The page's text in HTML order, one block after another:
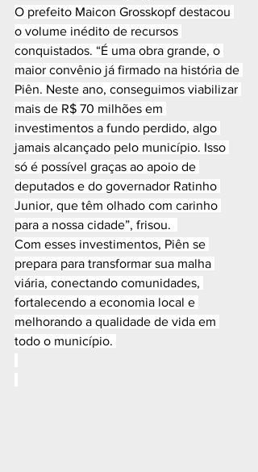
O prefeito Maicon Grosskopf destacou
o volume inédito de recursos
conquistados. “É uma obra grande, o
maior convênio já firmado na história de
Piên. Neste ano, conseguimos viabilizar
mais de R$ 70 milhões em
investimentos a fundo perdido, algo
jamais alcançado pelo município. Isso
só é possível graças ao apoio de
deputados e do governador Ratinho
Junior, que têm olhado com carinho
para a nossa cidade”, frisou.
Com esses investimentos, Piên se
prepara para transformar sua malha
viária, conectando comunidades,
fortalecendo a economia local e
melhorando a qualidade de vida em
todo o município.